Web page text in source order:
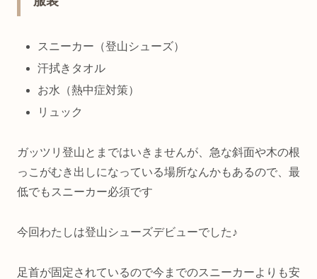
スニーカー（登山シューズ）
汗拭きタオル
お水（熱中症対策）
リュック
ガッツリ登山とまではいきませんが、急な斜面や木の根
っこがむき出しになっている場所なんかもあるので、最
低でもスニーカー必須です
今回わたしは登山シューズデビューでした♪
足首が固定されているので今までのスニーカーよりも安